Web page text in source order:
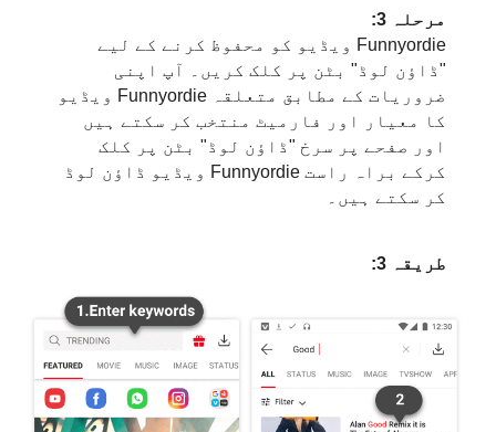
مرحلہ 3:
Funnyordie ویڈیو کو محفوظ کرنے کے لیے
"ڈاؤن لوڈ" بٹن پر کلک کریں۔ آپ اپنی
ضروریات کے مطابق متعلقہ Funnyordie ویڈیو
کا معیار اور فارمیٹ منتخب کر سکتے ہیں
اور صفحے پر سرخ "ڈاؤن لوڈ" بٹن پر کلک
کرکے براہ راست Funnyordie ویڈیو ڈاؤن لوڈ
کر سکتے ہیں۔
طریقہ 3: